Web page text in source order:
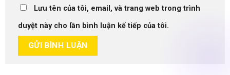
Lưu tên của tôi, email, và trang web trong trình
duyệt này cho lần bình luận kế tiếp của tôi.